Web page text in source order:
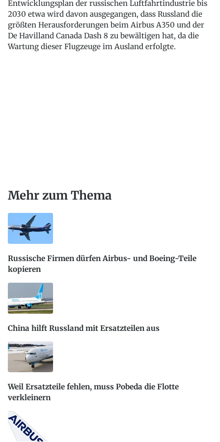
Entwicklungsplan der russischen Luftfahrtindustrie bis
2030 etwa wird davon ausgegangen, dass Russland die
größten Herausforderungen beim Airbus A350 und der
De Havilland Canada Dash 8 zu bewältigen hat, da die
Wartung dieser Flugzeuge im Ausland erfolgte.
Mehr zum Thema
Russische Firmen dürfen Airbus- und Boeing-Teile
kopieren
China hilft Russland mit Ersatzteilen aus
Weil Ersatzteile fehlen, muss Pobeda die Flotte
verkleinern